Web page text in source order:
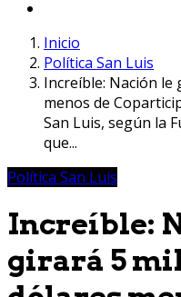
Inicio
Política San Luis
Increíble: Nación le
menos de
San Luis, según la
que...
Política San Luis
Increíble:
girará 5